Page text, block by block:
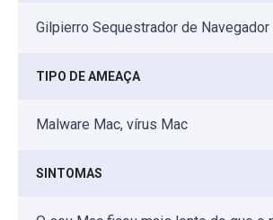
Gilpierro Sequestrador de Navegador
TIPO DE AMEAÇA
Malware Mac, vírus Mac
SINTOMAS